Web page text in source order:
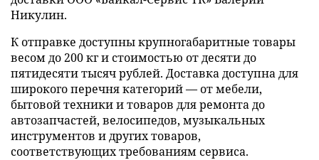
Никулин.
К отправке доступны крупногабаритные товары
весом до 200 кг и стоимостью от десяти до
пятидесяти тысяч рублей. Доставка доступна для
широкого перечня категорий — от мебели,
бытовой техники и товаров для ремонта до
автозапчастей, велосипедов, музыкальных
инструментов и других товаров,
соответствующих требованиям сервиса.